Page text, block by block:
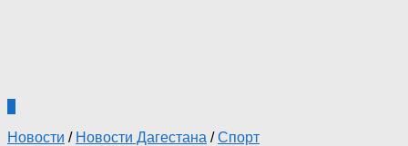
Новости / Новости Дагестана /Спорт